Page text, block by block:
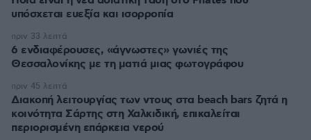
υπόσχεται ευεξία και ισορροπία
6 ενδιαφέρουσες, «άγνωστες» γωνιές της
Θεσσαλονίκης με τη ματιά μιας φωτογράφου
πριν 33 λεπτά
Διακοπή λειτουργίας των ντους στα beach bars ζητά η
κοινότητα Σάρτης στη Χαλκιδική, επικαλείται
περιορισμένη επάρκεια νερού
πριν 45 λεπτά